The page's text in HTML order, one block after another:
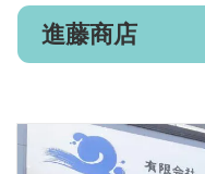
進藤商店